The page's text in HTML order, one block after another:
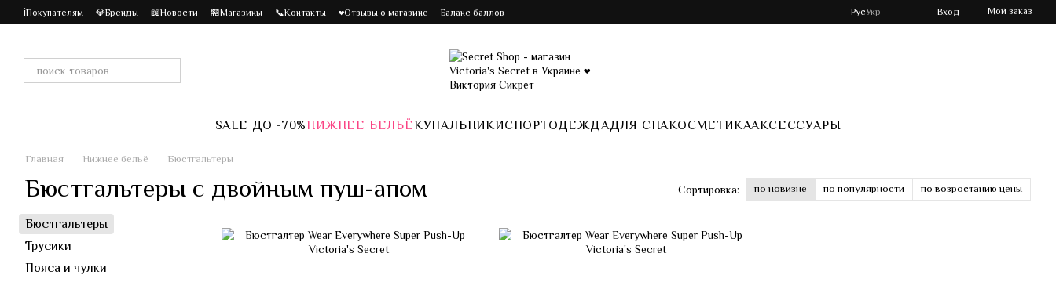
Перейти к основному контенту
ℹ️Покупателям 💎Бренды 📖Новости 🏪Магазины 📞Контакты ❤️Отзывы о магазине Баланс баллов РусУкр Вход Мой заказ
SALE ДО -70%НИЖНЕЕ БЕЛЬЁКУПАЛЬНИКИСПОРТОДЕЖДАДЛЯ СНАКОСМЕТИКААКСЕССУАРЫ
Главная Нижнее бельё Бюстгальтеры
Бюстгальтеры с двойным пуш-апом Сортировка: по новизне по популярности по возростанию цены
Бюстгальтеры
Трусики
Пояса и чулки